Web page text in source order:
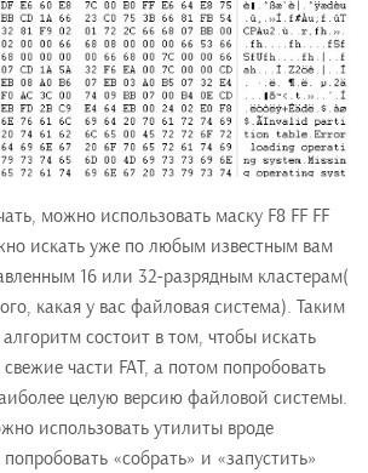
можно использовать маску F8 FF FF
искать уже по любым известным вам
16 или 32-разрядным кластерам(
какая у вас файловая система). Таким
состоит в том, чтобы искать
части FAТ, а потом попробовать
целую версию файловой системы.
использовать утилиты вроде
«собрать» и «запустить»